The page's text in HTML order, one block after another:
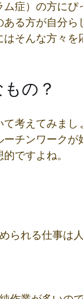
症）の方に
る方が自分ら
そんな方々を
の？
考えてみま
チンワークが
ですよね。